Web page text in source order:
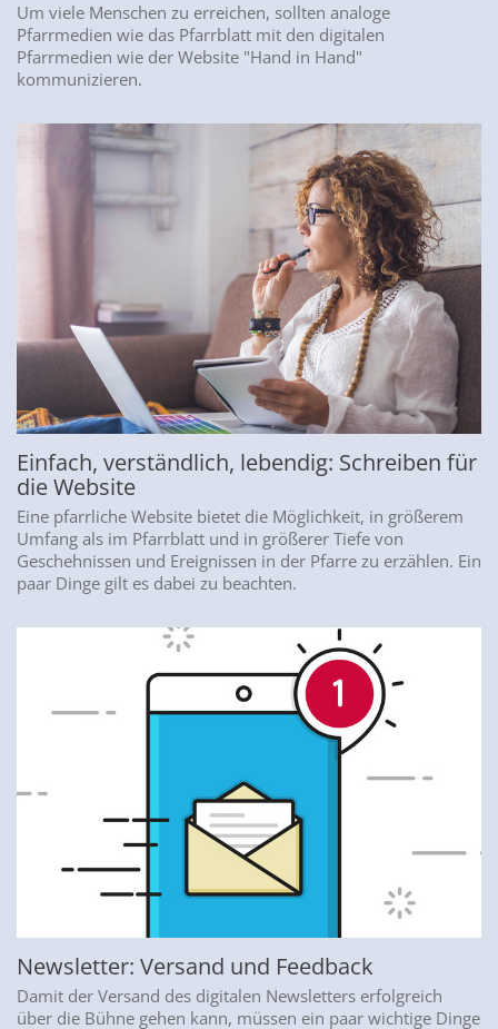
Um viele Menschen zu erreichen, sollten analoge
Pfarrmedien wie das Pfarrblatt mit den digitalen
Pfarrmedien wie der Website "Hand in Hand"
kommunizieren.
Einfach, verständlich, lebendig: Schreiben für
die Website
Eine pfarrliche Website bietet die Möglichkeit, in größerem
Umfang als im Pfarrblatt und in größerer Tiefe von
Geschehnissen und Ereignissen in der Pfarre zu erzählen. Ein
paar Dinge gilt es dabei zu beachten.
Newsletter: Versand und Feedback
Damit der Versand des digitalen Newsletters erfolgreich
über die Bühne gehen kann, müssen ein paar wichtige Dinge